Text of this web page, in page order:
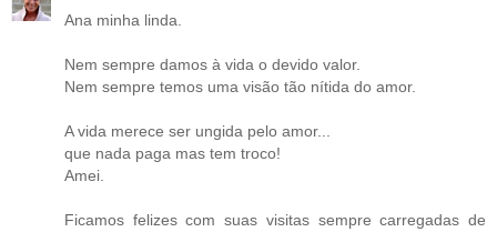
Ana minha linda.
Nem sempre damos à vida o devido valor.
Nem sempre temos uma visão tão nítida do amor.
A vida merece ser ungida pelo amor...
que nada paga mas tem troco!
Amei.
Ficamos felizes com suas visitas sempre carregadas de